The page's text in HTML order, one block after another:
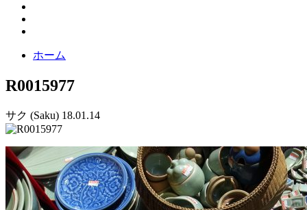
ホーム
R0015977
サク (Saku) 18.01.14